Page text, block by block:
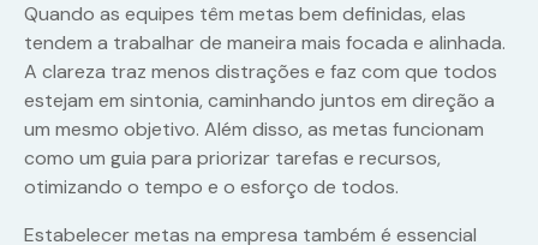
Quando as equipes têm metas bem definidas, elas
tendem a trabalhar de maneira mais focada e alinhada.
A clareza traz menos distrações e faz com que todos
estejam em sintonia, caminhando juntos em direção a
um mesmo objetivo. Além disso, as metas funcionam
como um guia para priorizar tarefas e recursos,
otimizando o tempo e o esforço de todos.
Estabelecer metas na empresa também é essencial